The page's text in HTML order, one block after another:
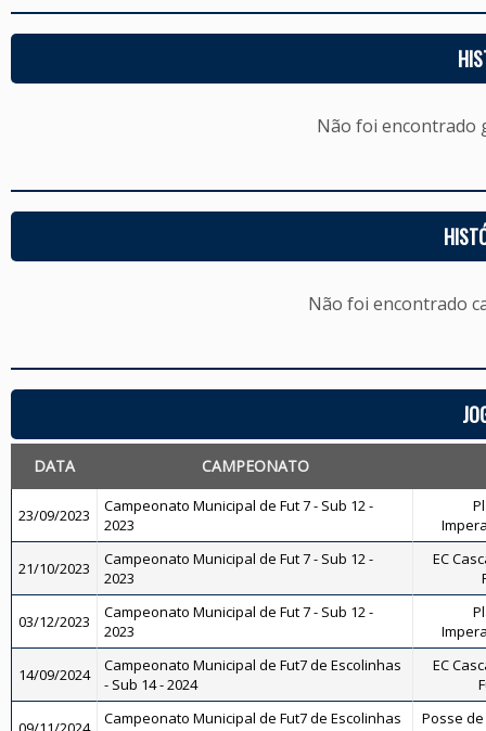
Não foi encontrado
Não foi encontrado
DATA CAMPEONATO
23/09/2023
Campeonato Municipal de Fut 7 - Sub 12 -
2023
21/10/2023
Campeonato Municipal de Fut 7 - Sub 12 -
2023
EC
03/12/2023
Campeonato Municipal de Fut 7 - Sub 12 -
2023
14/09/2024
Campeonato Municipal de Fut7 de Escolinhas
- Sub 14 - 2024
EC
Campeonato Municipal de Fut7 de Escolinhas
Posse de